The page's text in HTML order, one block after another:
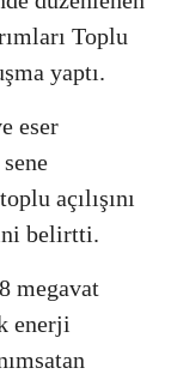
Toplu
yaptı.
eser
açılışını
belirtti.
megavat
enerji